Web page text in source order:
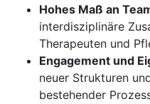
Hohes Maß an
interdisziplinäre
Therapeuten und
Engagement und
neuer Strukturen
bestehender